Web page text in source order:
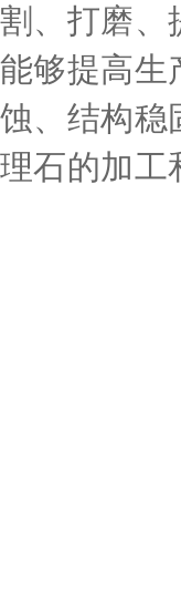
、打磨
够提高
、结构
石的加